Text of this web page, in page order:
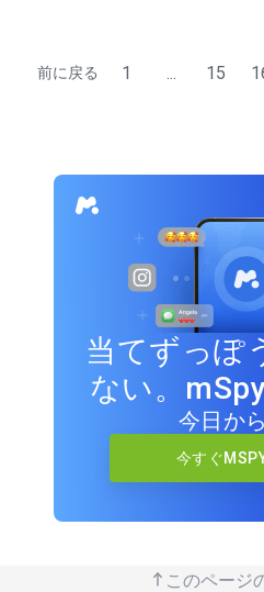
前に戻る 1 ... 15
当てずっぽ
ない。
今日か
今すぐ
このページ